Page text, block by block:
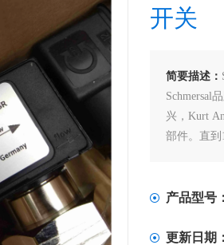
开关
简要描述：
Schmersal
兴，Kurt
部件。直到
产品型号：
更新日期：